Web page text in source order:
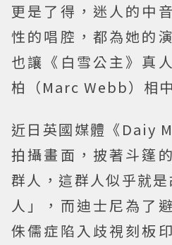
更是了得，迷人的中
性的唱腔，都為她的
也讓《白雪公主》真
柏（Marc Webb）相
近日英國媒體《Daiy
拍攝畫面，披著斗篷
群人，這群人似乎就
人」，而迪士尼為了
侏儒症陷入歧視刻板